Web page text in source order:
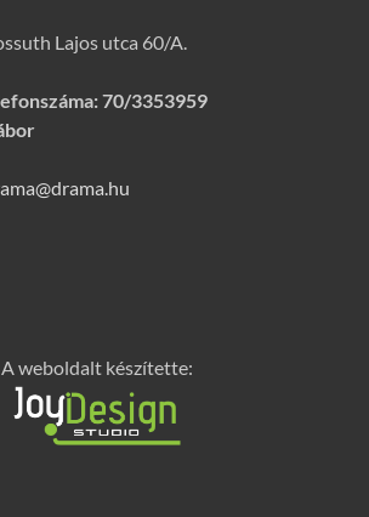
Lajos utca 60/A.
70/3353959
A weboldalt készítette: